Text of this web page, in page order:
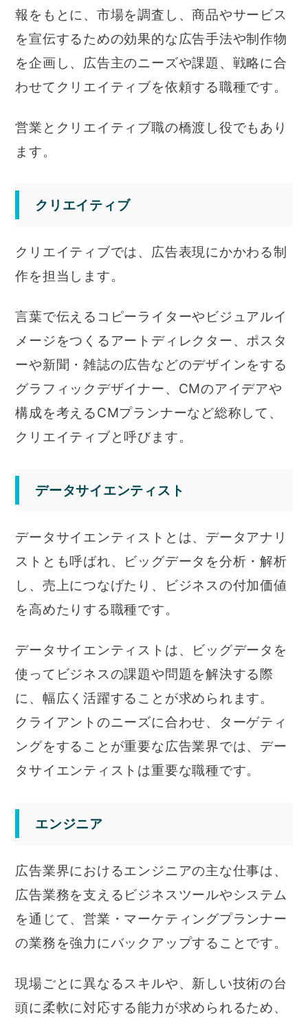
報をもとに、市場を調査し、商品やサービス
を宣伝するための効果的な広告手法や制作物
を企画し、広告主のニーズや課題、戦略に合
わせてクリエイティブを依頼する職種です。
営業とクリエイティブ職の橋渡し役でもあり
ます。
クリエイティブ
クリエイティブでは、広告表現にかかわる制
作を担当します。
言葉で伝えるコピーライターやビジュアルイ
メージをつくるアートディレクター、ポスタ
ーや新聞・雑誌の広告などのデザインをする
グラフィックデザイナー、CMのアイデアや
構成を考えるCMプランナーなど総称して、
クリエイティブと呼びます。
データサイエンティスト
データサイエンティストとは、データアナリ
ストとも呼ばれ、ビッグデータを分析・解析
し、売上につなげたり、ビジネスの付加価値
を高めたりする職種です。
データサイエンティストは、ビッグデータを
使ってビジネスの課題や問題を解決する際
に、幅広く活躍することが求められます。
クライアントのニーズに合わせ、ターゲティ
ングをすることが重要な広告業界では、デー
タサイエンティストは重要な職種です。
エンジニア
広告業界におけるエンジニアの主な仕事は、
広告業務を支えるビジネスツールやシステム
を通じて、営業・マーケティングプランナー
の業務を強力にバックアップすることです。
現場ごとに異なるスキルや、新しい技術の台
頭に柔軟に対応する能力が求められるため、